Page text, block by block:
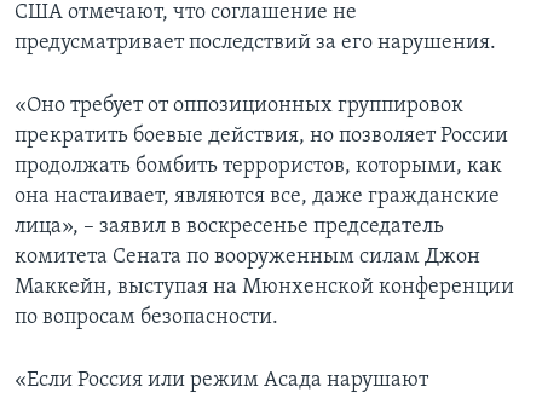
США отмечают, что соглашение не
предусматривает последствий за его нарушения.
«Оно требует от оппозиционных группировок
прекратить боевые действия, но позволяет России
продолжать бомбить террористов, которыми, как
она настаивает, являются все, даже гражданские
лица», – заявил в воскресенье председатель
комитета Сената по вооруженным силам Джон
Маккейн, выступая на Мюнхенской конференции
по вопросам безопасности.
«Если Россия или режим Асада нарушают